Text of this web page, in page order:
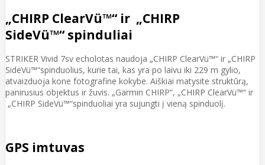
„CHIRP ClearVü™“ ir „CHIRP
SideVü™“ spinduliai
STRIKER Vivid 7sv echolotas naudoja „CHIRP ClearVü™“ ir „CHIRP
SideVü™“spinduolius, kurie tai, kas yra po laivu iki 229 m gylio,
atvaizduoja kone fotografine kokybe. Aiškiai matysite struktūrą,
panirusius objektus ir žuvis. „Garmin CHIRP“, „CHIRP ClearVü™“ ir
„CHIRP SideVü™“spinduoliai yra sujungti į vieną spinduolį.
GPS imtuvas